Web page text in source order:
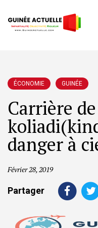
ÉCONOMIE GUINÉE
Carrière de
danger à
Février 28, 2019
Partager